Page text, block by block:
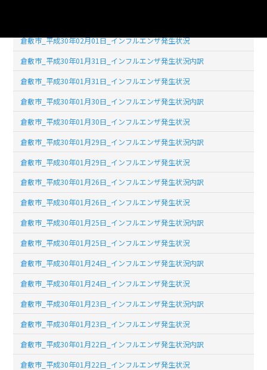
倉敷市_平成30年02月01日_インフルエンザ発生状況
倉敷市_平成30年01月31日_インフルエンザ発生状況内訳
倉敷市_平成30年01月31日_インフルエンザ発生状況
倉敷市_平成30年01月30日_インフルエンザ発生状況内訳
倉敷市_平成30年01月30日_インフルエンザ発生状況
倉敷市_平成30年01月29日_インフルエンザ発生状況内訳
倉敷市_平成30年01月29日_インフルエンザ発生状況
倉敷市_平成30年01月26日_インフルエンザ発生状況内訳
倉敷市_平成30年01月26日_インフルエンザ発生状況
倉敷市_平成30年01月25日_インフルエンザ発生状況内訳
倉敷市_平成30年01月25日_インフルエンザ発生状況
倉敷市_平成30年01月24日_インフルエンザ発生状況内訳
倉敷市_平成30年01月24日_インフルエンザ発生状況
倉敷市_平成30年01月23日_インフルエンザ発生状況内訳
倉敷市_平成30年01月23日_インフルエンザ発生状況
倉敷市_平成30年01月22日_インフルエンザ発生状況内訳
倉敷市_平成30年01月22日_インフルエンザ発生状況